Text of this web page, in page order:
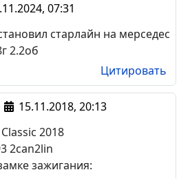
07:31
старлайн на мерседес
2.2об
Цитировать
15.11.2018, 20:13
2018
2can2lin
зажигания: